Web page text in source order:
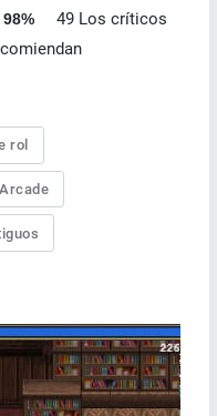
98%
49 Los críticos
rol